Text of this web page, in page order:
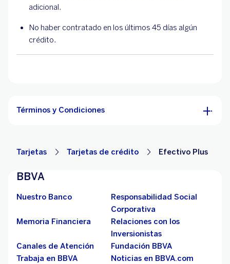
adicional.
No haber contratado en los últimos 45 días algún
crédito.
Términos y Condiciones
Tarjetas Tarjetas de crédito Efectivo Plus
BBVA
Nuestro Banco
Responsabilidad Social
Corporativa
Memoria Financiera
Relaciones con los
Inversionistas
Canales de Atención
Fundación BBVA
Trabaja en BBVA
Noticias en BBVA.com